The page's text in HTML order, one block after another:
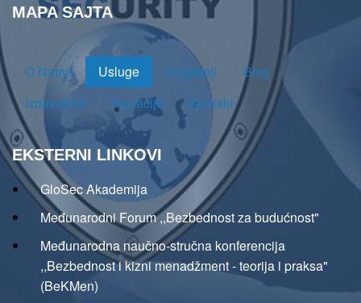
MAPA SAJTA
O Nama Usluge Događaji
Blog
Izdavaštvo
Inovacije Kontakt
EKSTERNI LINKOVI
GloSec Akademija
Međunarodni Forum ,,Bezbednost za budućnost"
Međunarodna naučno-stručna konferencija
,,Bezbednost i kizni menadžment - teorija i praksa"
(BeKMen)